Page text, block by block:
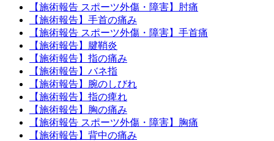
【施術報告 スポーツ外傷・障害】肘痛
【施術報告】手首の痛み
【施術報告 スポーツ外傷・障害】手首痛
【施術報告】腱鞘炎
【施術報告】指の痛み
【施術報告】バネ指
【施術報告】腕のしびれ
【施術報告】指の痺れ
【施術報告】胸の痛み
【施術報告 スポーツ外傷・障害】胸痛
【施術報告】背中の痛み